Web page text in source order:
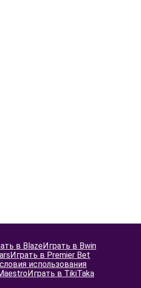
в BlazeИграть в Bwin
Играть в Premier Bet
использования
Играть в TikiTaka